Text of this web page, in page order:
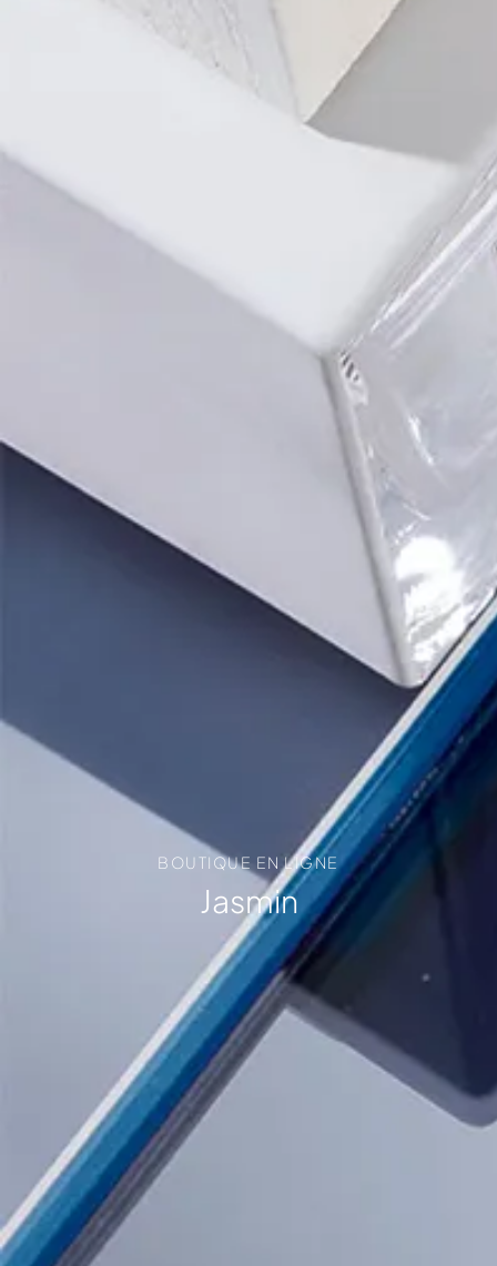
BOUTIQUE EN LIGNE
Jasmin